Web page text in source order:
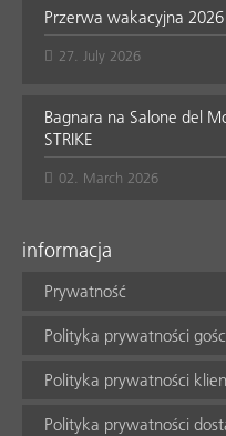
Przerwa wakacyjna 2026
27. July 2026
Bagnara na Salone del
STRIKE
02. March 2026
informacja
Prywatność
Polityka prywatności
Polityka prywatności
Polityka prywatności